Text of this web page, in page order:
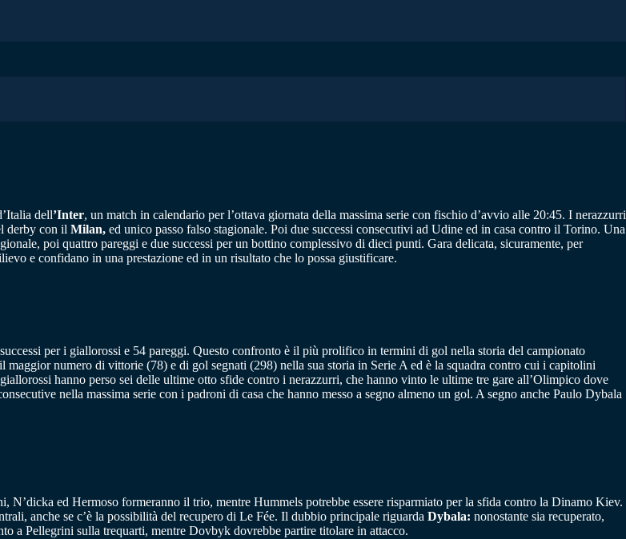
dell’Inter, un match in calendario per l’ottava giornata della massima serie con fischio d’avvio alle 20:45. I nerazzurri
derby con il Milan, ed unico passo falso stagionale. Poi due successi consecutivi ad Udine ed in casa contro il Torino. Una
poi quattro pareggi e due successi per un bottino complessivo di dieci punti. Gara delicata, sicuramente, per
e confidano in una prestazione ed in un risultato che lo possa giustificare.
per i giallorossi e 54 pareggi. Questo confronto è il più prolifico in termini di gol nella storia del campionato
numero di vittorie (78) e di gol segnati (298) nella sua storia in Serie A ed è la squadra contro cui i capitolini
hanno perso sei delle ultime otto sfide contro i nerazzurri, che hanno vinto le ultime tre gare all’Olimpico dove
nella massima serie con i padroni di casa che hanno messo a segno almeno un gol. A segno anche Paulo Dybala
ed Hermoso formeranno il trio, mentre Hummels potrebbe essere risparmiato per la sfida contro la Dinamo Kiev.
anche se c’è la possibilità del recupero di Le Fée. Il dubbio principale riguarda Dybala: nonostante sia recuperato,
a Pellegrini sulla trequarti, mentre Dovbyk dovrebbe partire titolare in attacco.